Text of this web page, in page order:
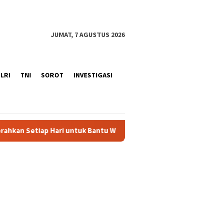
JUMAT, 7 AGUSTUS 2026
TNI SOROT INVESTIGASI
untuk Bantu Warga. Melalui Polantas Karib, Satlantas